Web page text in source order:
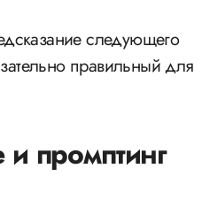
следующего
правильный для
промптинг